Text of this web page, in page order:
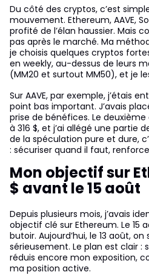
Du côté des cryptos, c’est
mouvement. Ethereum, AAVE,
profité de l’élan haussier. Mais
pas après le marché. Ma
je choisis quelques cryptos
en weekly, au-dessus de leurs
(MM20 et surtout MM50), et je
Sur AAVE, par exemple, j’étais
point bas important. J’avais
prise de bénéfices. Le
à 316 $, et j’ai allégé une partie
de la spéculation pure et dure,
: sécuriser quand il faut,
Mon objectif sur
$ avant le 15 août
Depuis plusieurs mois, j’avais
objectif clé sur Ethereum. Le 15
butoir. Aujourd’hui, le 13 août, on
sérieusement. Le plan est clair :
réduis encore mon exposition,
ma position active.